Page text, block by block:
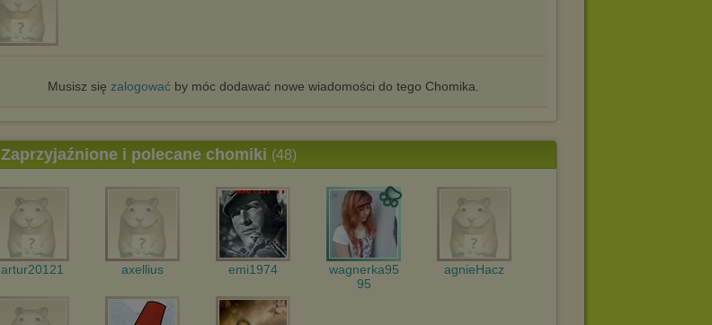
Musisz się zalogowaćby móc dodawać nowe wiadomości do tego Chomika.
Zaprzyjaźnione i polecane chomiki (48)
artur20121 axellius emi1974
wagnerka95
95
agnieHacz